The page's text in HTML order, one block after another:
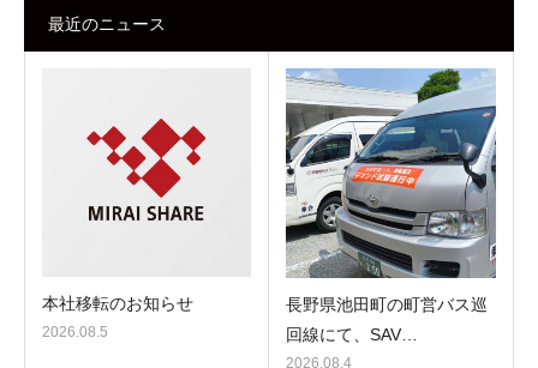
最近のニュース
本社移転のお知らせ
2026.08.5
長野県池田町の町営バス巡
回線にて、SAV…
2026.08.4